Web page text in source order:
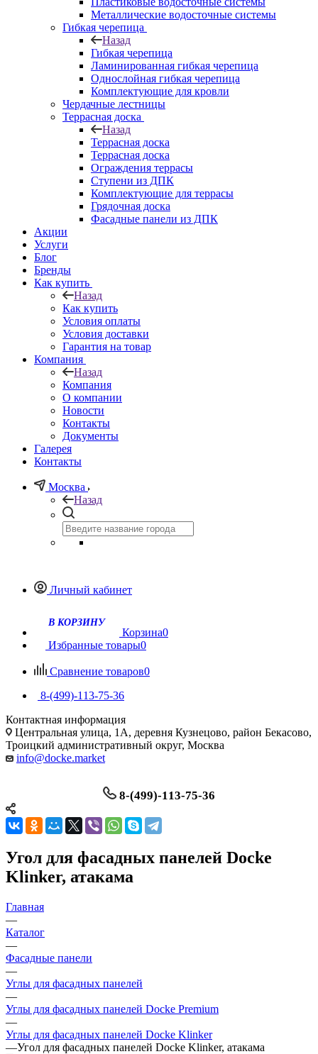
Металлические водосточные системы
Гибкая черепица
Назад
Гибкая черепица
Ламинированная гибкая черепица
Однослойная гибкая черепица
Комплектующие для кровли
Чердачные лестницы
Террасная доска
Назад
Террасная доска
Террасная доска
Ограждения террасы
Ступени из ДПК
Комплектующие для террасы
Грядочная доска
Фасадные панели из ДПК
Акции
Услуги
Блог
Бренды
Как купить
Назад
Как купить
Условия оплаты
Условия доставки
Гарантия на товар
Компания
Назад
Компания
О компании
Новости
Контакты
Документы
Галерея
Контакты
Москва
Назад
Личный кабинет
Корзина0
Избранные товары0
Сравнение товаров0
8-(499)-113-75-36
Контактная информация
Центральная улица, 1А, деревня Кузнецово, район Бекасово,
Троицкий административный округ, Москва
info@docke.market
8-(499)-113-75-36
Угол для фасадных панелей Docke
Klinker, атакама
Главная
—
Каталог
—
Фасадные панели
—
Углы для фасадных панелей
—
Углы для фасадных панелей Docke Premium
—
Углы для фасадных панелей Docke Klinker
—Угол для фасадных панелей Docke Klinker, атакама